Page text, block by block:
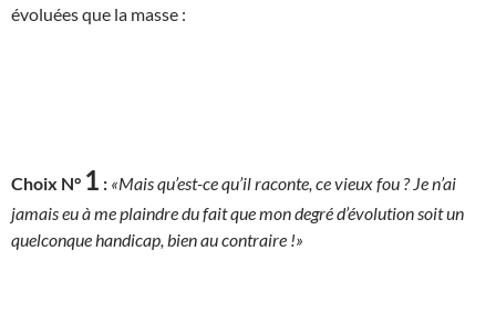
évoluées que la masse :
Choix N° 1 : «Mais qu’est-ce qu’il raconte, ce vieux fou ? Je n’ai
jamais eu à me plaindre du fait que mon degré d’évolution soit un
quelconque handicap, bien au contraire !»